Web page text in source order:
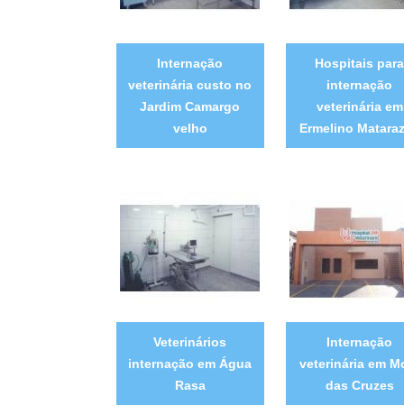
Internação
veterinária custo no
Jardim Camargo
velho
Hospitais para
internação
veterinária em
Ermelino
Veterinários
internação em Água
Rasa
Internação
veterinária em
das Cruzes